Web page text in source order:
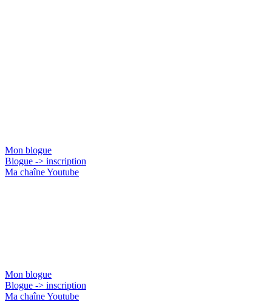
Mon blogue
Blogue -> inscription
Ma chaîne Youtube
Mon blogue
Blogue -> inscription
Ma chaîne Youtube